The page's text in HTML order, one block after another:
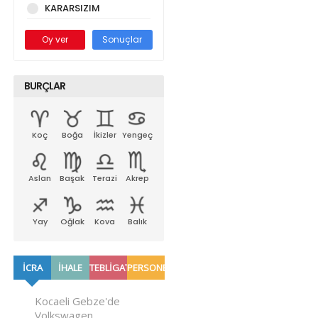
KARARSIZIM
Oy ver Sonuçlar
BURÇLAR
Koç Boğa İkizler Yengeç
Aslan Başak Terazi Akrep
Yay Oğlak Kova Balık